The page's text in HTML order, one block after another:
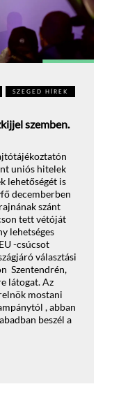
SZEGED HÍREK
szemben.
uniós hitelek
lehetőségét is
decemberben
szánt
tett vétóját
lehetséges
-csúcsot
választási
Szentendrén,
látogat. Az
mostani
, abban
beszél a